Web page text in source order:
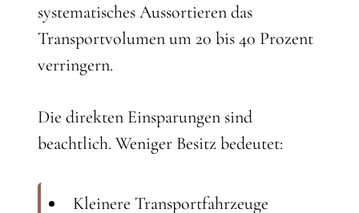
systematisches Aussortieren das
Transportvolumen um 20 bis 40 Prozent
verringern.
Die direkten Einsparungen sind
beachtlich. Weniger Besitz bedeutet:
Kleinere Transportfahrzeuge